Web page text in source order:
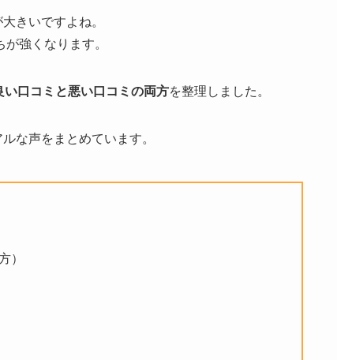
きいですよね。
強くなります。
い口コミと悪い口コミの両方を整理しました。
な声をまとめています。
）